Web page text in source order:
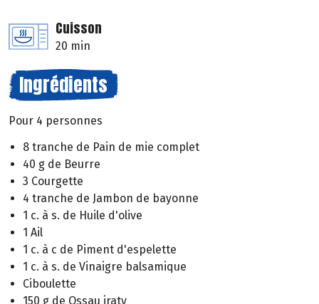
Cuisson
20 min
Ingrédients
Pour 4 personnes
8 tranche de Pain de mie complet
40 g de Beurre
3 Courgette
4 tranche de Jambon de bayonne
1 c. à s. de Huile d'olive
1 Ail
1 c. à c de Piment d'espelette
1 c. à s. de Vinaigre balsamique
Ciboulette
150 g de Ossau iraty